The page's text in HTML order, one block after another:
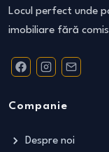
Locul perfect unde
imobiliare fără
Companie
Despre noi